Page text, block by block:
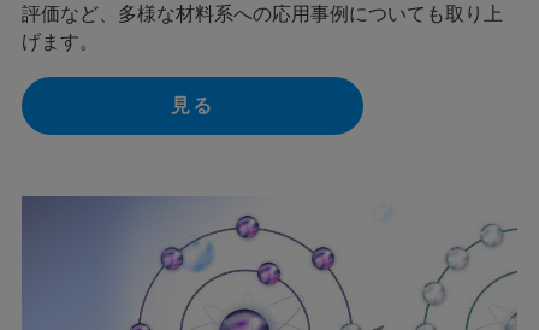
評価など、多様な材料系への応用事例についても取り上
げます。
見る